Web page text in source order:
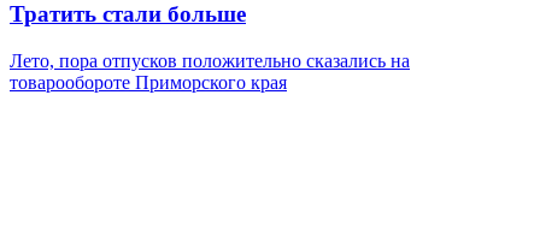
Тратить стали больше
Лето, пора отпусков положительно сказались на
товарообороте Приморского края